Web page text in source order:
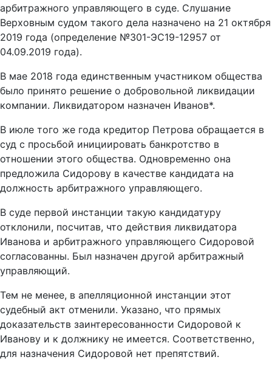
арбитражного управляющего в суде. Слушание
Верховным судом такого дела назначено на 21 октября
2019 года (определение №301-ЭС19-12957 от
04.09.2019 года).
В мае 2018 года единственным участником общества
было принято решение о добровольной ликвидации
компании. Ликвидатором назначен Иванов*.
В июле того же года кредитор Петрова обращается в
суд с просьбой инициировать банкротство в
отношении этого общества. Одновременно она
предложила Сидорову в качестве кандидата на
должность арбитражного управляющего.
В суде первой инстанции такую кандидатуру
отклонили, посчитав, что действия ликвидатора
Иванова и арбитражного управляющего Сидоровой
согласованны. Был назначен другой арбитражный
управляющий.
Тем не менее, в апелляционной инстанции этот
судебный акт отменили. Указано, что прямых
доказательств заинтересованности Сидоровой к
Иванову и к должнику не имеется. Соответственно,
для назначения Сидоровой нет препятствий.